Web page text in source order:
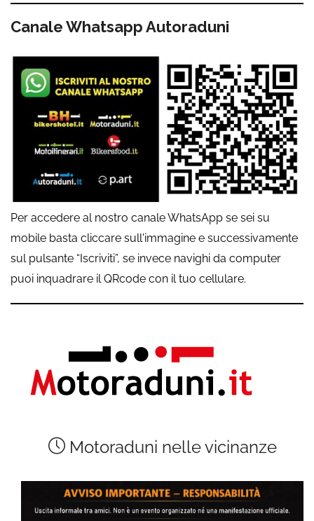
Canale Whatsapp Autoraduni
Per accedere al nostro canale WhatsApp se sei su
mobile basta cliccare sull'immagine e successivamente
sul pulsante “Iscriviti”, se invece navighi da computer
puoi inquadrare il QRcode con il tuo cellulare.
Motoraduni nelle vicinanze